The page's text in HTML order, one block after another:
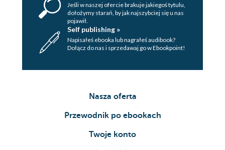
Jeśli w naszej ofercie brakuje jakiegoś tytulu,
dołożymy starań, by jak najszybciej się u nas
pojawił.
Self publishing »
Napisałeś ebooka lub nagrałeś audibook?
Dołącz do nas i sprzedawaj go w Ebookpoint!
Nasza oferta
Przewodnik po ebookach
Twoje konto